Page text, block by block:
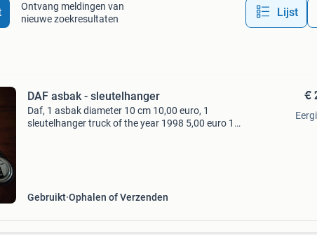
Ontvang meldingen van
nieuwe zoekresultaten
Lijst
DAF asbak - sleutelhanger
Daf, 1 asbak diameter 10 cm 10,00 euro, 1
sleutelhanger truck of the year 1998 5,00 euro 1
Gebruikt Ophalen of Verzenden
€